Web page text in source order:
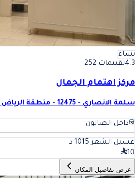
نساء
4.3تقييمات 252
مركز اهتمام الجمال
سلمة الانصاري - 12475 - منطقة الرياض - Saudi Arabia
داخل الصالون
غسيل الشعر 10 15
د
10
عرض تفاصيل المكان